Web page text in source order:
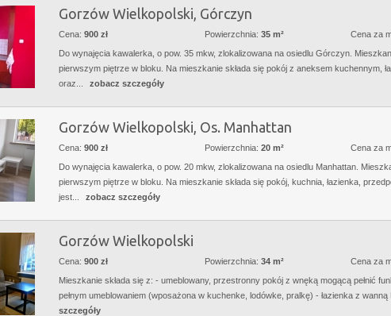
Gorzów Wielkopolski, Górczyn
Cena: 900 zł Powierzchnia: 35 m² Cena za
Do wynajęcia kawalerka, o pow. 35 mkw, zlokalizowana na osiedlu Górczyn.
pierwszym piętrze w bloku. Na mieszkanie składa się pokój z aneksem kuchennym,
oraz...
zobacz szczegóły
Gorzów Wielkopolski, Os. Manhattan
Cena: 900 zł Powierzchnia: 20 m² Cena za
Do wynajęcia kawalerka, o pow. 20 mkw, zlokalizowana na osiedlu Manhattan.
pierwszym piętrze w bloku. Na mieszkanie składa się pokój, kuchnia, łazienka,
jest...
zobacz szczegóły
Gorzów Wielkopolski
Cena: 900 zł Powierzchnia: 34 m² Cena za
Mieszkanie składa się z: - umeblowany, przestronny pokój z wnęką mogącą pełnić
pełnym umeblowaniem (wposażona w kuchenke, lodówke, pralkę) - łazienka z wanną
szczegóły